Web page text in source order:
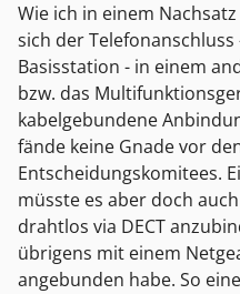
Wie ich in einem
sich der Telefonanschluss
Basisstation - in einem
bzw. das
kabelgebundene
fände keine Gnade vor
Entscheidungskomitees.
müsste es aber doch
drahtlos via DECT
übrigens mit einem
angebunden habe. So